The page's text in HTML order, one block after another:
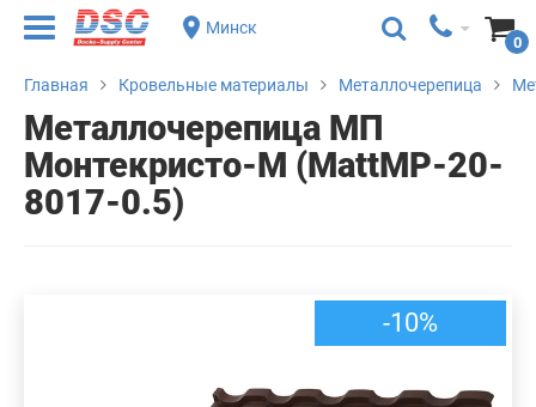
Минск
0
Главная Кровельные материалы Металлочерепица
Металлочерепица МП
Монтекристо-M (MattMP-20-
8017-0.5)
-10%